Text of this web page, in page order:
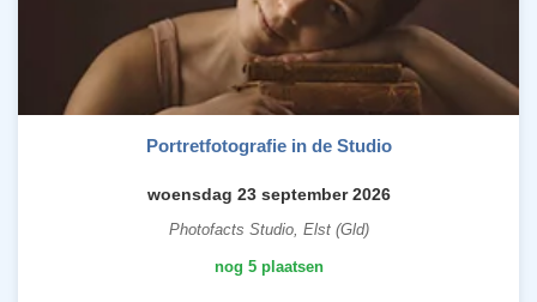
Portretfotografie in de Studio
woensdag 23 september 2026
Photofacts Studio, Elst (Gld)
nog 5 plaatsen